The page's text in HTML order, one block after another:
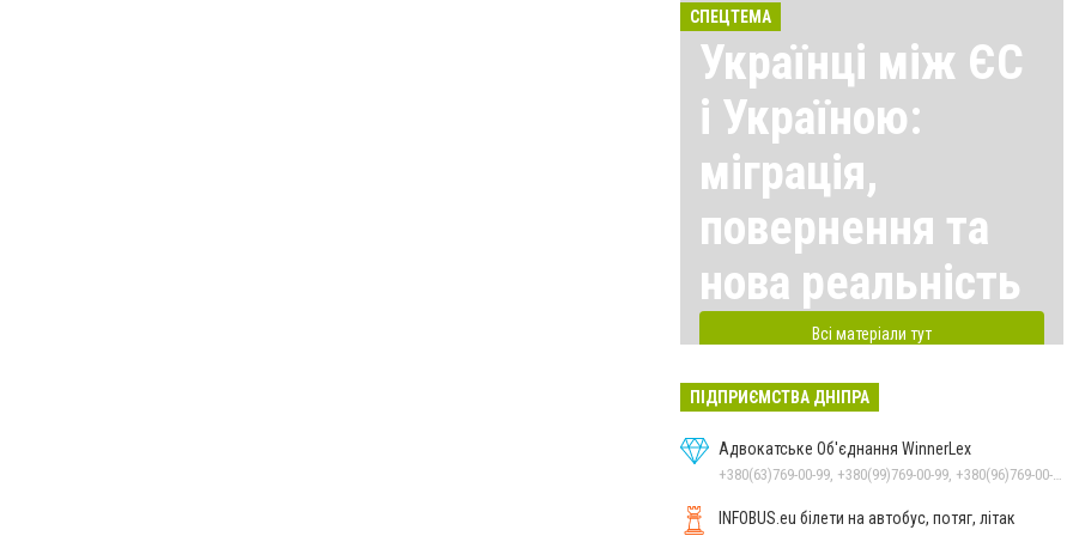
СПЕЦТЕМА
Українці між ЄС
і Україною:
міграція,
повернення та
нова реальність
Всі матеріали тут
ПІДПРИЄМСТВА ДНІПРА
Адвокатське Об'єднання WinnerLex
INFOBUS.eu білети на автобус, потяг, літак